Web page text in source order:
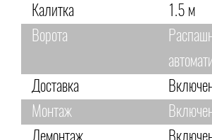
Калитка
1.5 м
Ворота
Доставка
Монтаж